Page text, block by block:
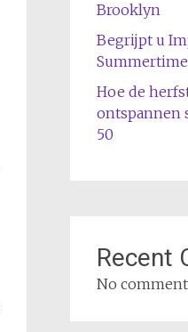
Brooklyn
Begrijpt u
Hoe de
ontspannen
50
Recent
No